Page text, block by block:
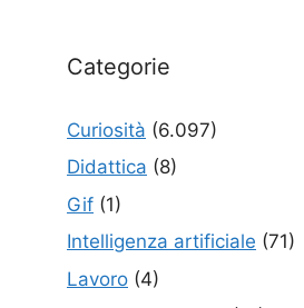
Categorie
Curiosità (6.097)
Didattica (8)
Gif (1)
Intelligenza artificiale (71)
Lavoro (4)